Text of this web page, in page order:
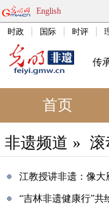
English
时政 国际 时评
传
首页
非遗频道 » 滚
江教授讲非遗：像大
​“吉林非遗健康行”共